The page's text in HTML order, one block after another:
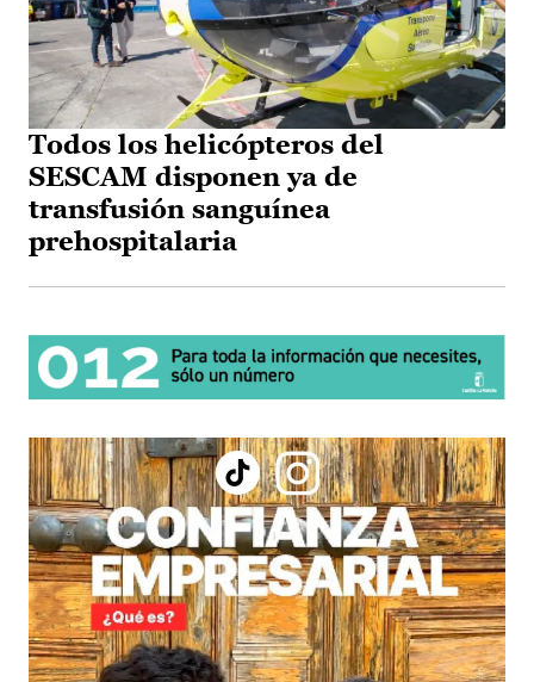
Todos los helicópteros del
SESCAM disponen ya de
transfusión sanguínea
prehospitalaria